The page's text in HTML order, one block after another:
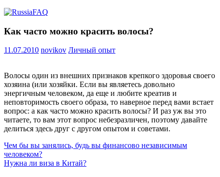
Как часто можно красить волосы?
11.07.2010 novikov Личный опыт
Волосы один из внешних признаков крепкого здоровья своего
хозяина (или хозяйки. Если вы являетесь довольно
энергичным человеком, да еще и любите креатив и
неповторимость своего образа, то наверное перед вами встает
вопрос: а как часто можно красить волосы? И раз уж вы это
читаете, то вам этот вопрос небезразличен, поэтому давайте
делиться здесь друг с другом опытом и советами.
Навигация
по
Предыдущая
запись:
Чем бы вы занялись, будь вы финансово независимым
человеком?
Следующая
Нужна ли виза в Китай?